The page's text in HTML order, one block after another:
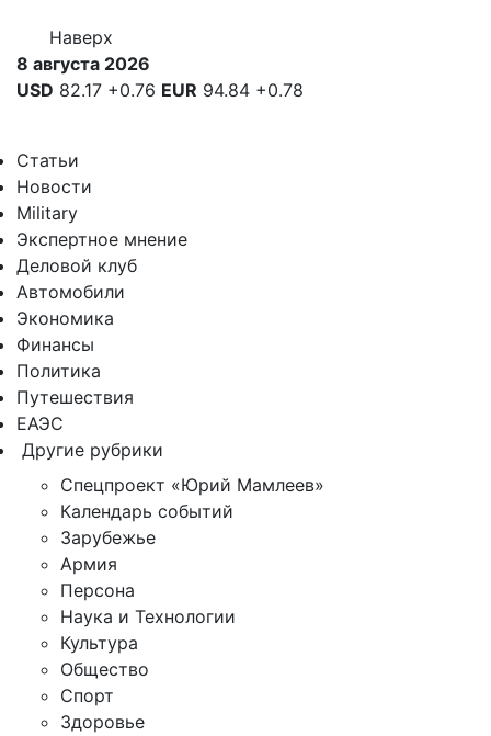
Наверх
8 августа 2026
USD 82.17 +0.76 EUR 94.84 +0.78
Статьи
Новости
Military
Экспертное мнение
Деловой клуб
Автомобили
Экономика
Финансы
Политика
Путешествия
ЕАЭС
Другие рубрики
Спецпроект «Юрий Мамлеев»
Календарь событий
Зарубежье
Армия
Персона
Наука и Технологии
Культура
Общество
Спорт
Здоровье